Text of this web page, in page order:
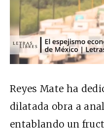
Reyes Mate ha
dilatada obra a
entablando un